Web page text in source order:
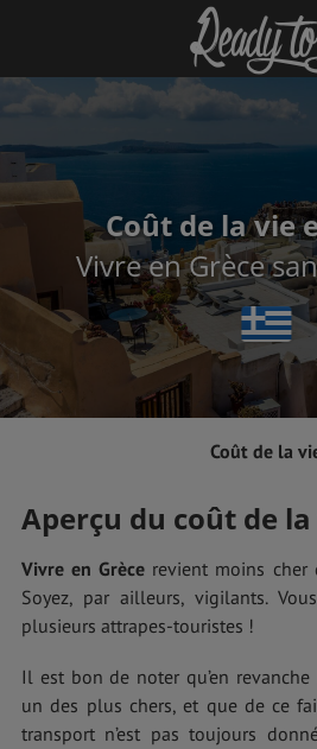
Coût de la vie
Vivre en Grèce
Coût de la
Aperçu du coût de la
Vivre en Grèce revient moins cher
Soyez, par ailleurs, vigilants.
plusieurs attrapes-touristes !
Il est bon de noter qu’en revanche
un des plus chers, et que de ce
transport n’est pas toujours